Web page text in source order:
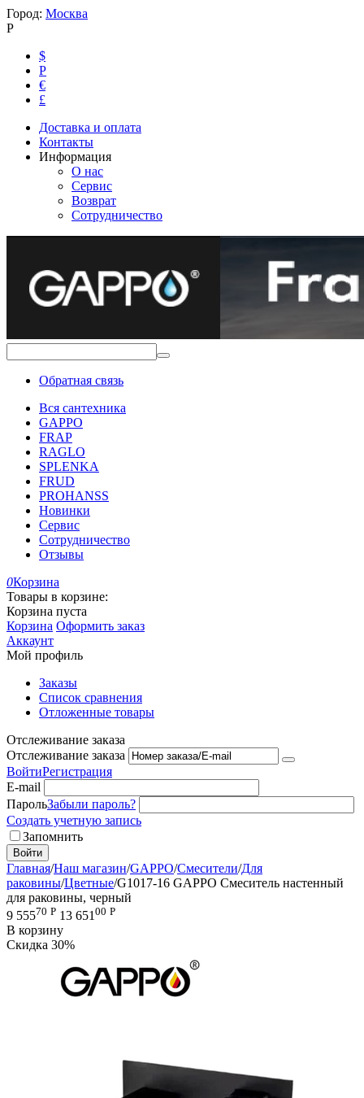
Город: Москва
Р
$
Р
€
£
Доставка и оплата
Контакты
Информация
О нас
Сервис
Возврат
Сотрудничество
Обратная связь
Вся сантехника
GAPPO
FRAP
RAGLO
SPLENKA
FRUD
PROHANSS
Новинки
Сервис
Сотрудничество
Отзывы
0Корзина
Товары в корзине:
Корзина пуста
Корзина Оформить заказ
Аккаунт
Мой профиль
Заказы
Список сравнения
Отложенные товары
Отслеживание заказа
Отслеживание заказа
ВойтиРегистрация
E-mail
ПарольЗабыли пароль?
Создать учетную запись
Запомнить
Войти
Главная/Наш магазин/GAPPO/Смесители/Для
раковины/Цветные/G1017-16 GAPPO Смеситель настенный
для раковины, черный
9 55570 Р 13 651 00 Р
В корзину
Скидка 30%